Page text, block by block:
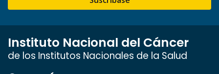
Instituto Nacional del Cáncer
de los Institutos Nacionales de la Salud